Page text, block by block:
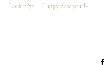
Look n°72 – Happy new year!-